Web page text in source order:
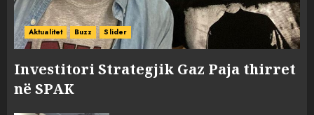
Aktualitet Buzz Slider
Investitori Strategjik Gaz Paja thirret
në SPAK